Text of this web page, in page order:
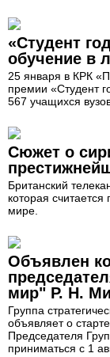
«Студент
обучение в
25 января в КРК
премии «Студент
567 учащихся
Сюжет о
Британский
которая
мире.
Объявлен
мир" Р. Н.
Группа
объявляет о
Председателя
приниматься с 1